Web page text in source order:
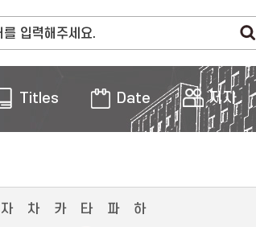
Titles Date 저자
자 차 카 타 파
하